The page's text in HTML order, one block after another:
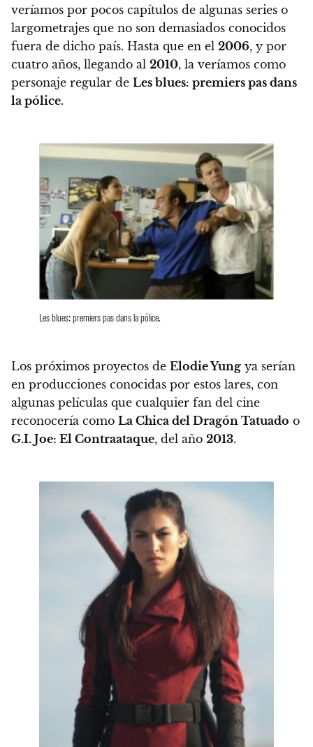
veríamos por pocos capítulos de algunas series o
largometrajes que no son demasiados conocidos
fuera de dicho país. Hasta que en el 2006, y por
cuatro años, llegando al 2010, la veríamos como
personaje regular de Les blues: premiers pas dans
la pólice.
Les blues: premiers pas dans la pólice.
Los próximos proyectos de Elodie Yung ya serían
en producciones conocidas por estos lares, con
algunas películas que cualquier fan del cine
reconocería como La Chica del Dragón Tatuado o
G.I. Joe: El Contraataque, del año 2013.